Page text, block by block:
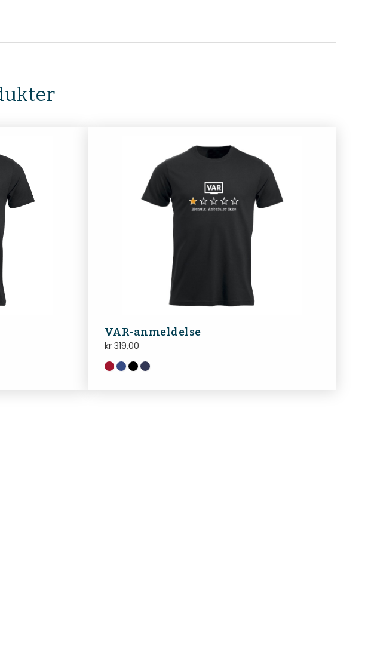
VAR-anmeldelse
kr319,00